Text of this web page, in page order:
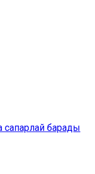
сапарлай барады